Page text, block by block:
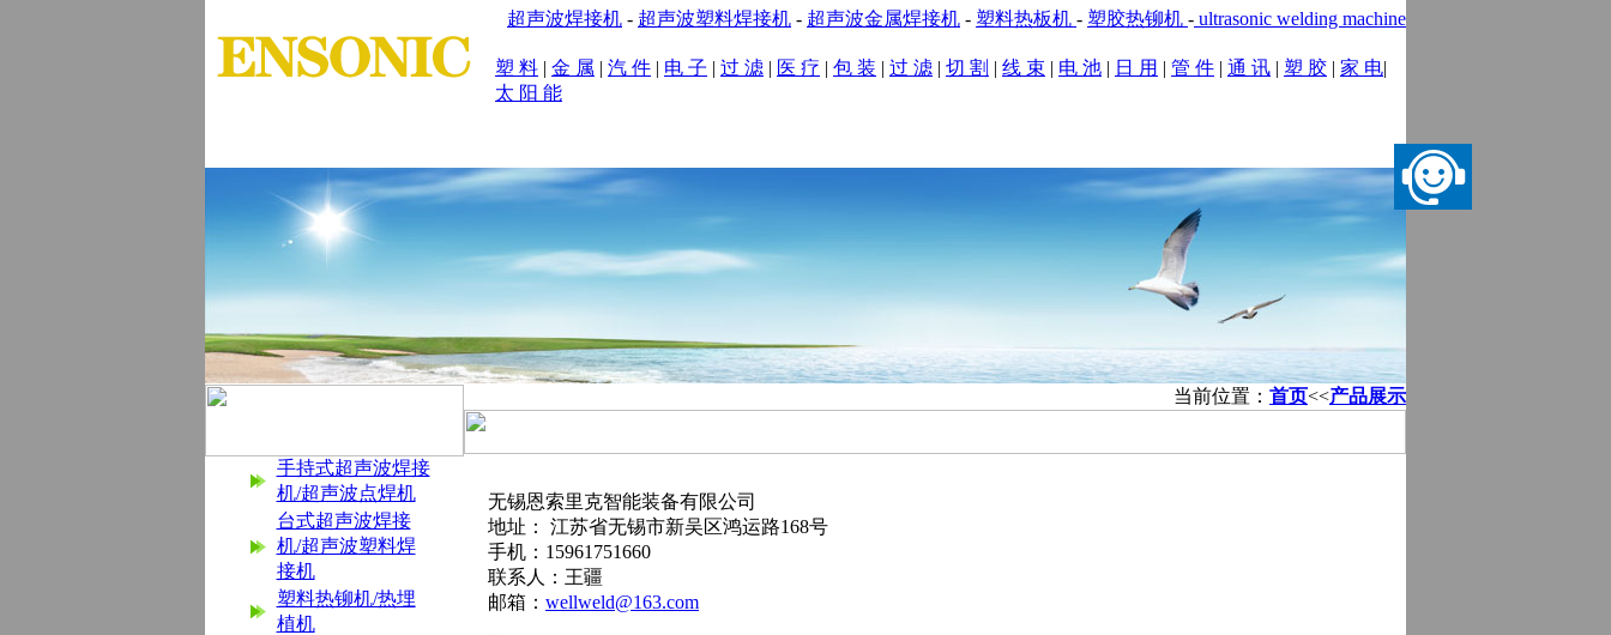
超声波焊接机 - 超声波塑料焊接机 - 超声波金属焊接机 - 塑料热板机 - 塑胶热铆机 - ultrasonic welding machine
塑 料 | 金 属 | 汽 件 | 电 子 | 过 滤 | 医 疗 | 包 装 | 过 滤 | 切 割 | 线 束 | 电 池 | 日 用 | 管 件 | 通 讯 | 塑 胶 | 家 电|
太 阳 能
手持式超声波焊接
机/超声波点焊机
台式超声波焊接
机/超声波塑料焊
接机
塑料热铆机/热埋
植机
当前位置： 首页<<产品展示
无锡恩索里克智能装备有限公司
地址： 江苏省无锡市新吴区鸿运路168号
手机：15961751660
联系人：王疆
邮箱： wellweld@163.com